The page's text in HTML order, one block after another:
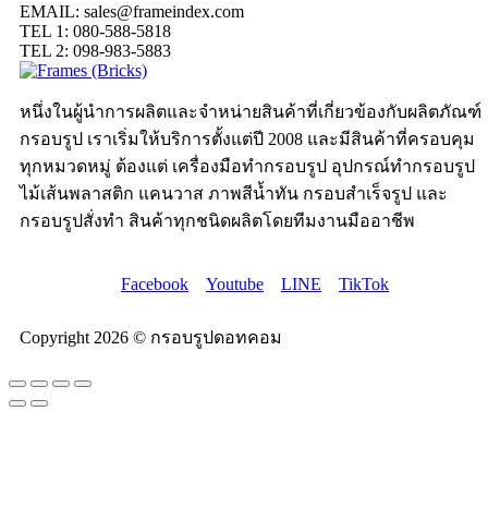
หนึ่งในผู้นำการผลิตและจำหน่ายสินค้าที่เกี่ยวข้องกับผลิตภัณฑ์
กรอบรูป เราเริ่มให้บริการตั้งแต่ปี 2008 และมีสินค้าที่ครอบคุม
ทุกหมวดหมู่ ต้องแต่ เครื่องมือทำกรอบรูป อุปกรณ์ทำกรอบรูป
ไม้เส้นพลาสติก แคนวาส ภาพสีน้ำทัน กรอบสำเร็จรูป และ
กรอบรูปสั่งทำ สินค้าทุกชนิดผลิตโดยทีมงานมืออาชีพ
Facebook Youtube LINE TikTok
Copyright 2026 © กรอบรูปดอทคอม
EMAIL: sales@frameindex.com
TEL 1: 080-588-5818
TEL 2: 098-983-5883